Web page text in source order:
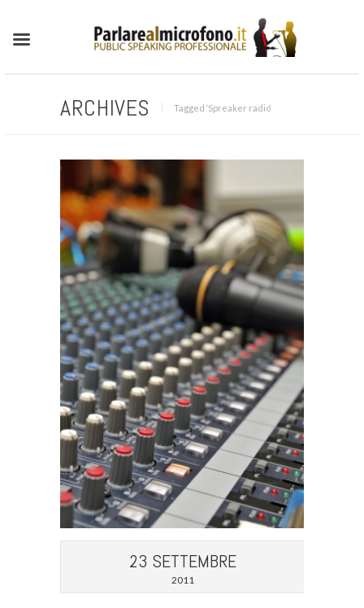
ARCHIVES Tagged ‘Spreaker radio‘
23 SETTEMBRE
2011